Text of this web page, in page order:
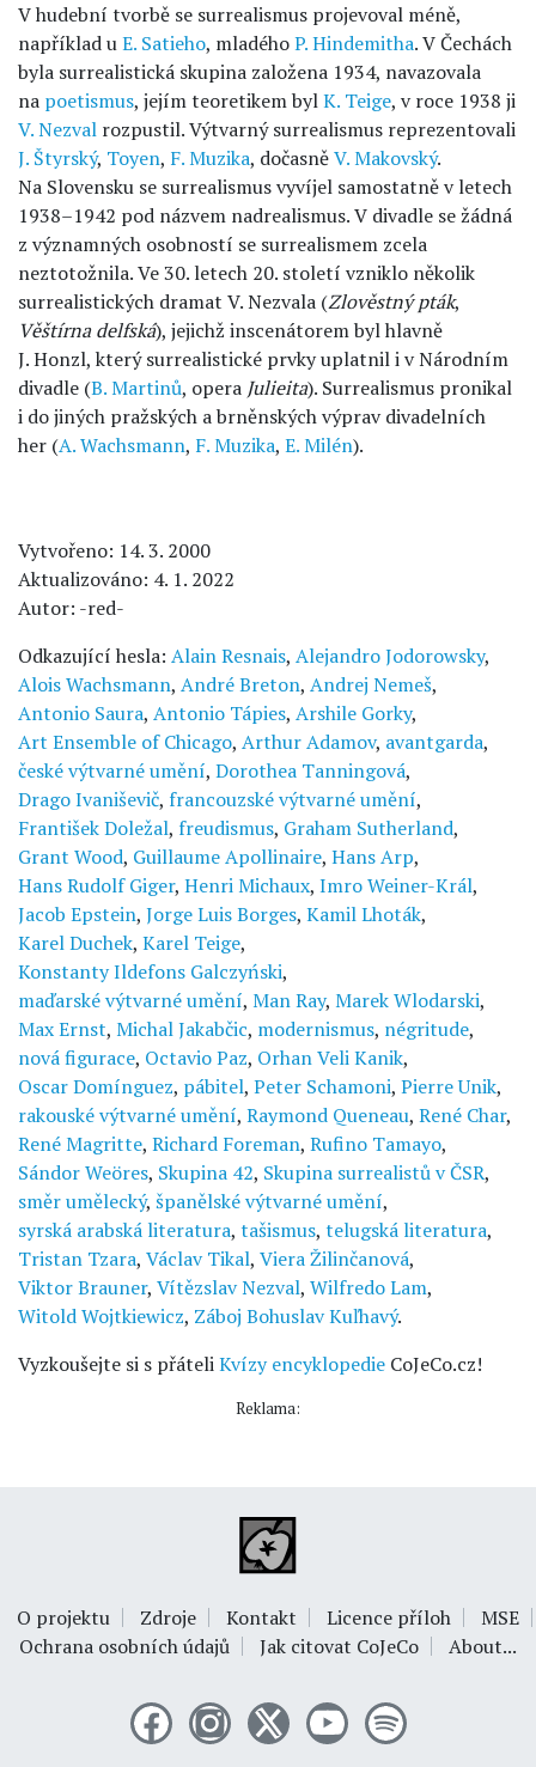
V hudební tvorbě se surrealismus projevoval méně,
například uE. Satieho, mladéhoP. Hindemitha. V Čechách
byla surrealistická skupina založena 1934, navazovala
na poetismus, jejím teoretikem bylK. Teige, v roce 1938 ji
V. Nezval rozpustil. Výtvarný surrealismus reprezentovali
J. Štyrský, Toyen, F. Muzika, dočasněV. Makovský.
Na Slovensku se surrealismus vyvíjel samostatně v letech
1938–1942 pod názvem nadrealismus. V divadle se žádná
z významných osobností se surrealismem zcela
neztotožnila. Ve 30. letech 20. století vzniklo několik
surrealistických dramat V. Nezvala (Zlověstný pták,
Věštírna delfská), jejichž inscenátorem byl hlavně
J. Honzl, který surrealistické prvky uplatnil i v Národním
divadle (B. Martinů, opera Julieita). Surrealismus pronikal
i do jiných pražských a brněnských výprav divadelních
her (A. Wachsmann, F. Muzika, E. Milén).
Vytvořeno: 14. 3. 2000
Aktualizováno: 4. 1. 2022
Autor: -red-
Odkazující hesla: Alain Resnais, Alejandro Jodorowsky,
Alois Wachsmann, André Breton, Andrej Nemeš,
Antonio Saura, Antonio Tápies, Arshile Gorky,
Art Ensemble of Chicago, Arthur Adamov, avantgarda,
české výtvarné umění, Dorothea Tanningová,
Drago Ivaniševič, francouzské výtvarné umění,
František Doležal, freudismus, Graham Sutherland,
Grant Wood, Guillaume Apollinaire, Hans Arp,
Hans Rudolf Giger, Henri Michaux, Imro Weiner-Král,
Jacob Epstein, Jorge Luis Borges, Kamil Lhoták,
Karel Duchek, Karel Teige,
Konstanty Ildefons Galczyński,
maďarské výtvarné umění, Man Ray, Marek Wlodarski,
Max Ernst, Michal Jakabčic, modernismus, négritude,
nová figurace, Octavio Paz, Orhan Veli Kanik,
Oscar Domínguez, pábitel, Peter Schamoni, Pierre Unik,
rakouské výtvarné umění, Raymond Queneau, René Char,
René Magritte, Richard Foreman, Rufino Tamayo,
Sándor Weöres, Skupina 42, Skupina surrealistů v ČSR,
směr umělecký, španělské výtvarné umění,
syrská arabská literatura, tašismus, telugská literatura,
Tristan Tzara, Václav Tikal, Viera Žilinčanová,
Viktor Brauner, Vítězslav Nezval, Wilfredo Lam,
Witold Wojtkiewicz, Záboj Bohuslav Kuľhavý.
Vyzkoušejte si s přáteliKvízy encyklopedie CoJeCo.cz!
Reklama:
O projektu Zdroje Kontakt Licence příloh
MSE
Ochrana osobních údajů
Jak citovat CoJeCo About...